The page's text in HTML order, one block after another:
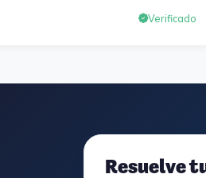
en cualquier momento y
que sea necesario, se agradece
mucho tiempo, pero que
Incluso se ofrecieron a ayudarme
impugnaciones de preguntas del
para subir nota. Gracias Vanesa y
Verificado
Resuelve